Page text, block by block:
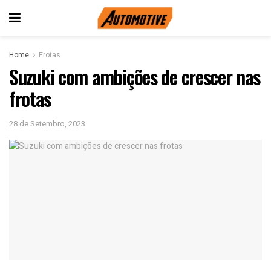
Home Frotas
Suzuki com ambições de crescer nas
frotas
28 de Setembro, 2023